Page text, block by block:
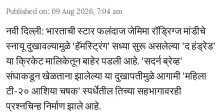
Published on: 09 Aug 2026, 7:04 am
नवी दिल्ली: भारताची स्टार फलंदाज जेमिमा रॉड्रिग्ज मांडीचे
स्नायू दुखावल्यामुळे 'हॅमस्ट्रिंग' सध्या सुरू असलेल्या 'द हंड्रेड'
या क्रिकेट मालिकेतून बाहेर पडली आहे. 'सदर्न ब्रेव्ह'
संघाकडून खेळताना झालेल्या या दुखापतीमुळे आगामी 'महिला
टी-२० आशिया चषक' स्पर्धेतील तिच्या सहभागावरही
प्रश्नचिन्ह निर्माण झाले आहे.